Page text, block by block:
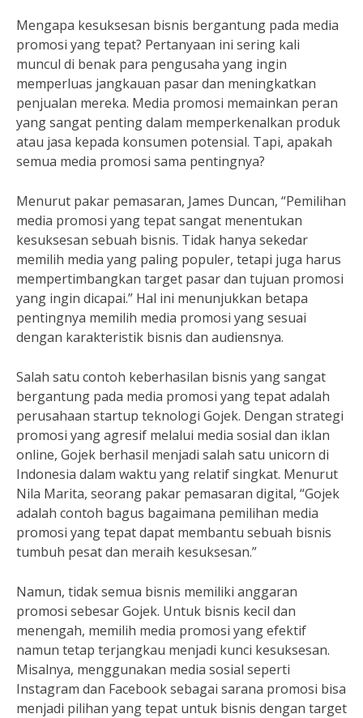
Mengapa kesuksesan bisnis bergantung pada media
promosi yang tepat? Pertanyaan ini sering kali
muncul di benak para pengusaha yang ingin
memperluas jangkauan pasar dan meningkatkan
penjualan mereka. Media promosi memainkan peran
yang sangat penting dalam memperkenalkan produk
atau jasa kepada konsumen potensial. Tapi, apakah
semua media promosi sama pentingnya?
Menurut pakar pemasaran, James Duncan, “Pemilihan
media promosi yang tepat sangat menentukan
kesuksesan sebuah bisnis. Tidak hanya sekedar
memilih media yang paling populer, tetapi juga harus
mempertimbangkan target pasar dan tujuan promosi
yang ingin dicapai.” Hal ini menunjukkan betapa
pentingnya memilih media promosi yang sesuai
dengan karakteristik bisnis dan audiensnya.
Salah satu contoh keberhasilan bisnis yang sangat
bergantung pada media promosi yang tepat adalah
perusahaan startup teknologi Gojek. Dengan strategi
promosi yang agresif melalui media sosial dan iklan
online, Gojek berhasil menjadi salah satu unicorn di
Indonesia dalam waktu yang relatif singkat. Menurut
Nila Marita, seorang pakar pemasaran digital, “Gojek
adalah contoh bagus bagaimana pemilihan media
promosi yang tepat dapat membantu sebuah bisnis
tumbuh pesat dan meraih kesuksesan.”
Namun, tidak semua bisnis memiliki anggaran
promosi sebesar Gojek. Untuk bisnis kecil dan
menengah, memilih media promosi yang efektif
namun tetap terjangkau menjadi kunci kesuksesan.
Misalnya, menggunakan media sosial seperti
Instagram dan Facebook sebagai sarana promosi bisa
menjadi pilihan yang tepat untuk bisnis dengan target